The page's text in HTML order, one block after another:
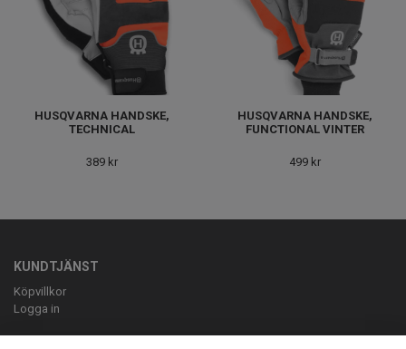
HUSQVARNA HANDSKE,
TECHNICAL
389 kr
HUSQVARNA HANDSKE,
FUNCTIONAL VINTER
499 kr
KUNDTJÄNST
Köpvillkor
Logga in